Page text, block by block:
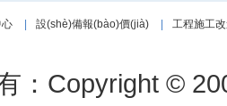
設(shè)備報(bào)價(jià) 工程施工
：Copyright ©